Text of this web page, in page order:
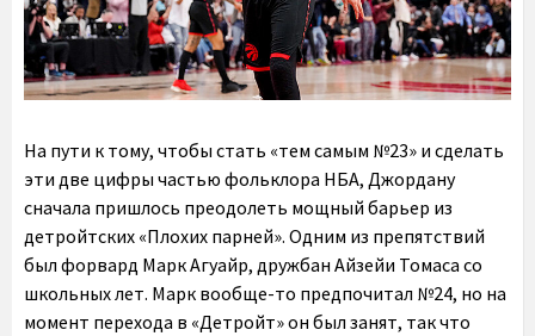
На пути к тому, чтобы стать «тем самым №23» и сделать
эти две цифры частью фольклора НБА, Джордану
сначала пришлось преодолеть мощный барьер из
детройтских «Плохих парней». Одним из препятствий
был форвард Марк Агуайр, дружбан Айзейи Томаса со
школьных лет. Марк вообще-то предпочитал №24, но на
момент перехода в «Детройт» он был занят, так что